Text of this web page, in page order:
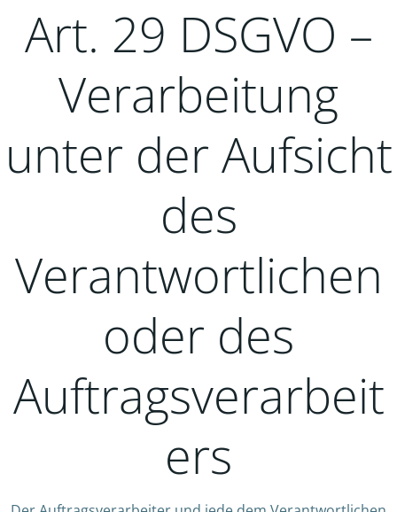
Art. 29 DSGVO –
Verarbeitung
unter der Aufsicht
des
Verantwortlichen
oder des
Auftragsverarbeit
ers